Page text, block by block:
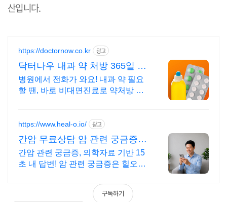
산입니다.
https://doctornow.co.kr 광고
닥터나우 내과 약 처방 365일 24
시간 진료가능
병원에서 전화가 와요! 내과 약 필요
할 땐, 바로 비대면진료로 약처방 받
https://www.heal-o.io/ 광고
간암 무료상담 암 관련 궁금증은
힐오에서
간암 관련 궁금증, 의학자료 기반 15
초 내 답변! 암 관련 궁금증은 힐오에
구독하기